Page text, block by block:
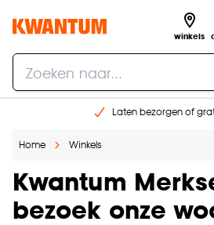
winkels
Laten bezorgen of
Gratis raam advies en
Home Winkels
Kwantum
bezoek onze